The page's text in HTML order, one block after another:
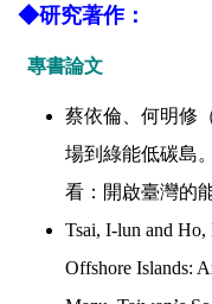
◆研究著作：
專書論文
蔡依倫、何明修
場到綠能低碳島
看：開啟臺灣的
Tsai, I-lun and Ho,
Offshore Islands: